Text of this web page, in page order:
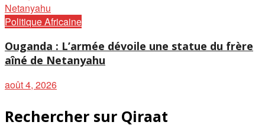
Politique Africaine
Ouganda : L’armée dévoile une statue du frère
aîné de Netanyahu
août 4, 2026
Rechercher sur Qiraat